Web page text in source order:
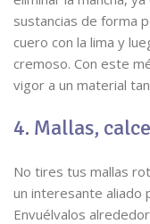
sustancias de forma
cuero con la lima y
cremoso. Con este
vigor a un material
4. Mallas,
No tires tus mallas
un interesante aliado
Envuélvalos